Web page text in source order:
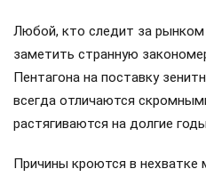
Любой, кто следит за рынком
заметить странную
Пентагона на поставку
всегда отличаются
растягиваются на долгие
Причины кроются в нехватке